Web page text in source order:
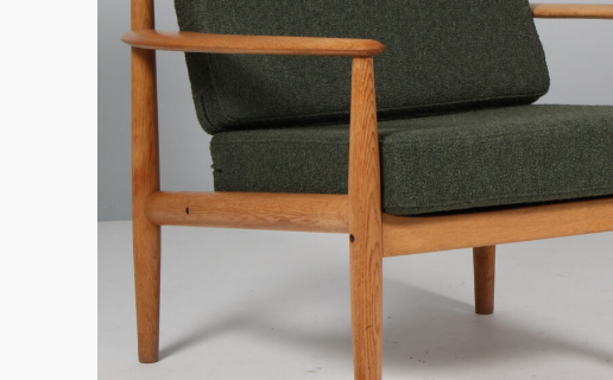
Sko til Arne Jacobsen stole
Stole
DKK 100,00